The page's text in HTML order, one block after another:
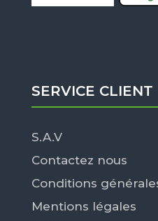
SERVICE CLIENT
S.A.V
Contactez nous
Conditions
Mentions légales